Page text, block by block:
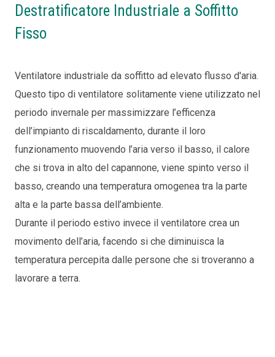
Destratificatore Industriale a Soffitto
Fisso
Ventilatore industriale da soffitto ad elevato flusso d'aria.
Questo tipo di ventilatore solitamente viene utilizzato nel
periodo invernale per massimizzare l’efficenza
dell’impianto di riscaldamento, durante il loro
funzionamento muovendo l’aria verso il basso, il calore
che si trova in alto del capannone, viene spinto verso il
basso, creando una temperatura omogenea tra la parte
alta e la parte bassa dell’ambiente.
Durante il periodo estivo invece il ventilatore crea un
movimento dell’aria, facendo si che diminuisca la
temperatura percepita dalle persone che si troveranno a
lavorare a terra.